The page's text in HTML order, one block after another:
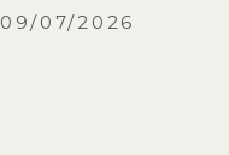
09/07/2026